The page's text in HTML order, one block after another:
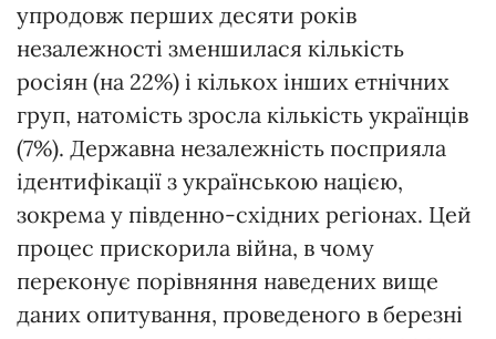
упродовж перших десяти років
незалежності зменшилася кількість
росіян (на 22%) і кількох інших етнічних
груп, натомість зросла кількість українців
(7%). Державна незалежність посприяла
ідентифікації з українською нацією,
зокрема у південно-східних регіонах. Цей
процес прискорила війна, в чому
переконує порівняння наведених вище
даних опитування, проведеного в березні